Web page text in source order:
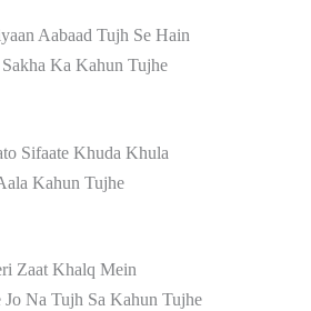
Aabaad Tujh Se Hain
Ka Kahun Tujhe
Sifaate Khuda Khula
Kahun Tujhe
Zaat Khalq Mein
Na Tujh Sa Kahun Tujhe